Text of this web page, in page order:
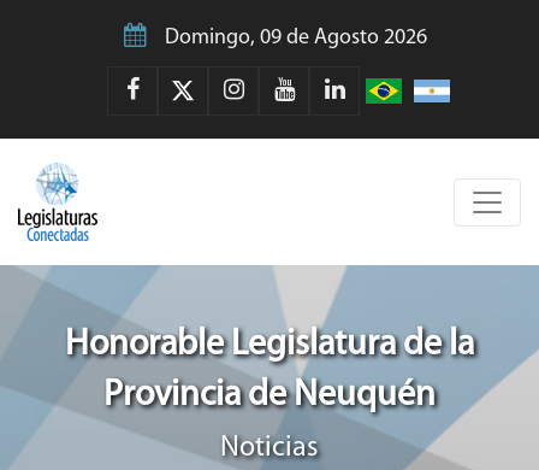
Domingo, 09 de Agosto 2026
Honorable Legislatura de la
Provincia de Neuquén
Noticias